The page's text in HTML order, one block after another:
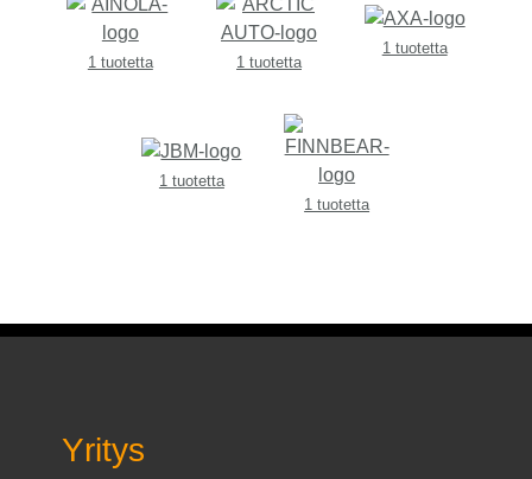
1 tuotetta 1 tuotetta
1 tuotetta
1 tuotetta
1 tuotetta
Yritys